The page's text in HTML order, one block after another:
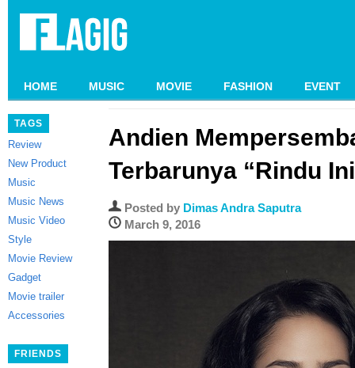
HOME MUSIC MOVIE FASHION EVENT
TAGS
Review
New Product
Music
Music News
Music Video
Style
Movie Review
Gadget
Movie trailer
Accessories
FRIENDS
Andien
Terbarunya “Rindu
Posted by Dimas Andra Saputra
March 9, 2016